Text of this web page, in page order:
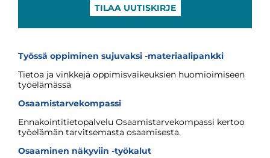
TILAA UUTISKIRJE
Työssä oppiminen sujuvaksi -materiaalipankki
Tietoa ja vinkkejä oppimisvaikeuksien huomioimiseen
työelämässä
Osaamistarvekompassi
Ennakointitietopalvelu Osaamistarvekompassi kertoo
työelämän tarvitsemasta osaamisesta.
Osaaminen näkyviin -työkalut